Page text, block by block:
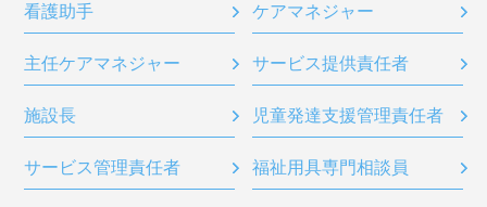
看護助手 ケアマネジャー
主任ケアマネジャー サービス提供責任者
施設長 児童発達支援管理責任者
サービス管理責任者 福祉用具専門相談員